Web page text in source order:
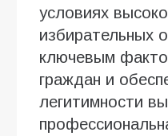
условиях
избирательных
ключевым
граждан и
легитимности